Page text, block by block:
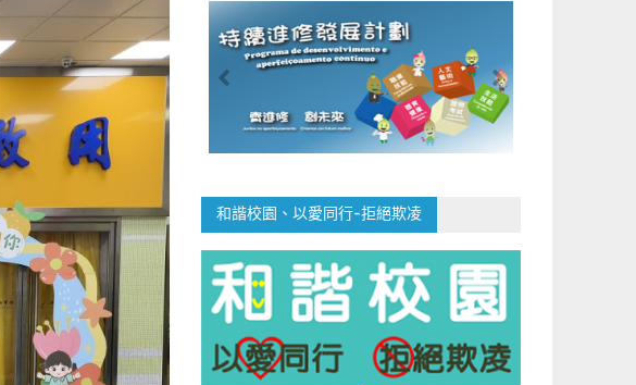
和諧校園、以愛同行-拒絕欺凌